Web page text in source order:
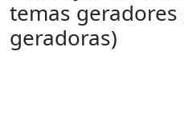
temas geradores
geradoras)